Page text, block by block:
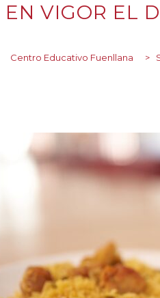
EN VIGOR EL
Centro Educativo Fuenllana >